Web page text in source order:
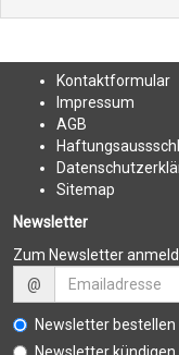
Kontaktformular
Impressum
AGB
Sitemap
Newsletter
Zum Newsletter
@
Newsletter bestellen